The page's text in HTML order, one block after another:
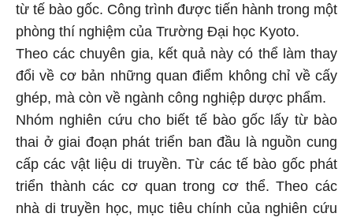
từ tế bào gốc. Công trình được tiến hành trong một
phòng thí nghiệm của Trường Đại học Kyoto.
Theo các chuyên gia, kết quả này có thể làm thay
đổi về cơ bản những quan điểm không chỉ về cấy
ghép, mà còn về ngành công nghiệp dược phẩm.
Nhóm nghiên cứu cho biết tế bào gốc lấy từ bào
thai ở giai đoạn phát triển ban đầu là nguồn cung
cấp các vật liệu di truyền. Từ các tế bào gốc phát
triển thành các cơ quan trong cơ thể. Theo các
nhà di truyền học, mục tiêu chính của nghiên cứu